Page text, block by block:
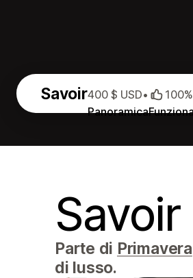
Savoir
Panoramica
400 $ USD• 100%
Savoir
Parte di Primavera
di lusso.